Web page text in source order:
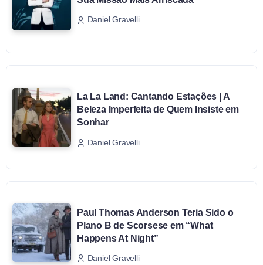
Daniel Gravelli
La La Land: Cantando Estações | A
Beleza Imperfeita de Quem Insiste em
Sonhar
Daniel Gravelli
Paul Thomas Anderson Teria Sido o
Plano B de Scorsese em “What
Happens At Night”
Daniel Gravelli